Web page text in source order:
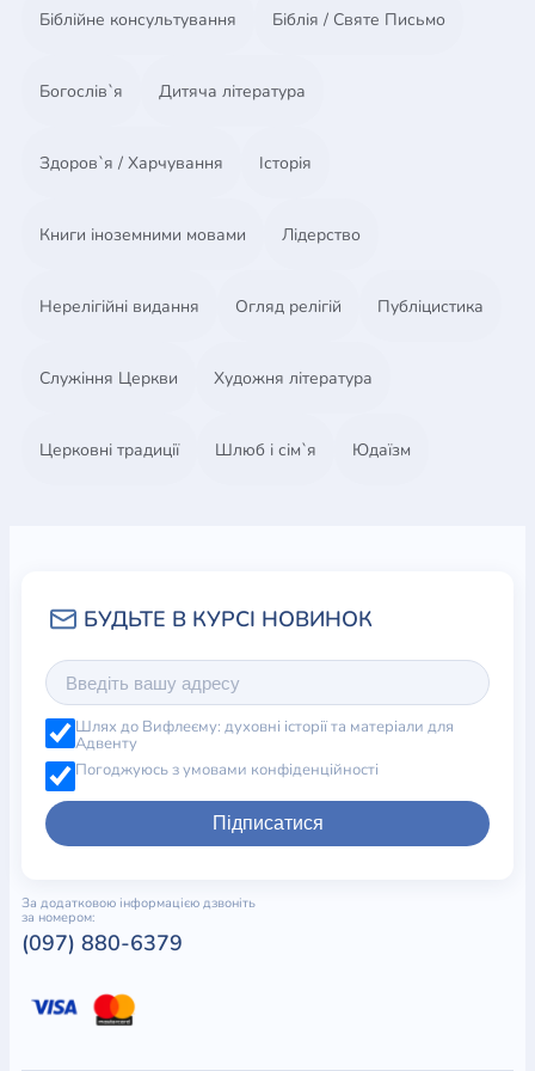
Біблійне консультування Біблія / Святе Письмо
Богослів`я Дитяча література
Здоров`я / Харчування Історія
Книги іноземними мовами Лідерство
Нерелігійні видання Огляд релігій Публіцистика
Служіння Церкви Художня література
Церковні традиції Шлюб і сім`я Юдаїзм
Шлях до Вифлеєму: духовні історії та матеріали для
Адвенту
Погоджуюсь з умовами конфіденційності
Підписатися
За додатковою інформацією дзвоніть
за номером:
(097) 880-6379